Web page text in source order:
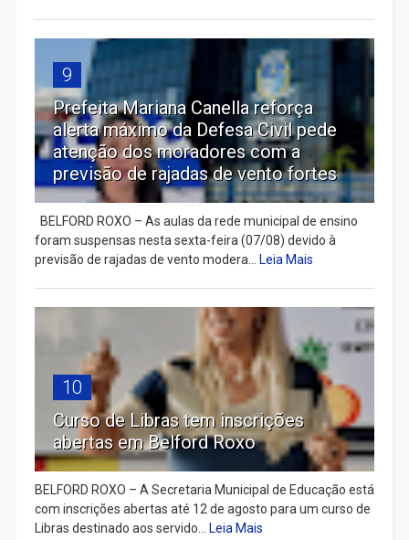
9
Prefeita Mariana Canella reforça
alerta máximo da Defesa Civil pede
atenção dos moradores com a
previsão de rajadas de vento fortes
BELFORD ROXO – As aulas da rede municipal de ensino
foram suspensas nesta sexta-feira (07/08) devido à
previsão de rajadas de vento modera... Leia Mais
10
Curso de Libras tem inscrições
abertas em Belford Roxo
BELFORD ROXO – A Secretaria Municipal de Educação está
com inscrições abertas até 12 de agosto para um curso de
Libras destinado aos servido... Leia Mais